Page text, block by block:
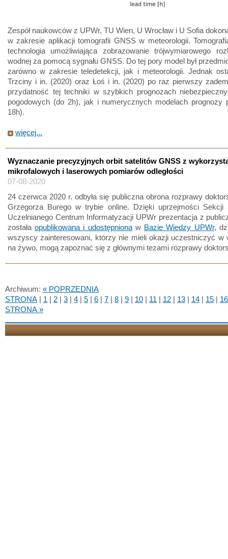
Zespół naukowców z UPWr, TU Wien, U Wrocław i U Sofia
w zakresie aplikacji tomografii GNSS w meteorologii.
technologia umożliwiająca zobrazowanie trójwymiarowego
wodnej za pomocą sygnału GNSS. Do tej pory model był
zarówno w zakresie teledetekcji, jak i meteorologii. Jednak
Trzciny i in. (2020) oraz Łoś i in. (2020) po raz pierwszy
przydatność tej techniki w szybkich prognozach
pogodowych (do 2h), jak i numerycznych modelach prognozy
18h).
więcej...
Wyznaczanie precyzyjnych orbit satelitów GNSS z
mikrofalowych i laserowych pomiarów odległości
07-08-2020
24 czerwca 2020 r. odbyła się publiczna obrona rozprawy
Grzegorza Burego w trybie online. Dzięki uprzejmości Sekcji
Uczelnianego Centrum Informatyzacji UPWr prezentacja z
zostałaopublikowana i udostępnionaw Bazie Wiedzy UPWr,
wszyscy zainteresowani, którzy nie mieli okazji uczestniczyć w
na żywo, mogą zapoznać się z głównymi tezami rozprawy
Archiwum: « POPRZEDNIA
STRONA | 1 | 2 | 3 | 4 | 5 | 6 | 7 | 8 | 9 | 10 | 11 | 12 | 13 | 14 | 15 | 16
STRONA »